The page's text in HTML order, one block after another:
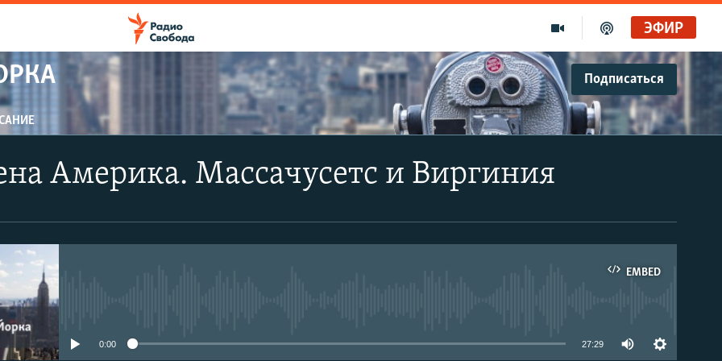
ЭФИР
Подписаться
YouTube
Америка. Массачусетс и Виргиния
EMBED
0:00 27:29